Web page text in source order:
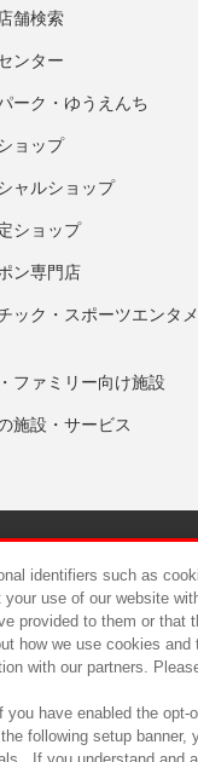
舗検索
ンター
ーク・ゆうえんち
ョップ
ャルショップ
ショップ
ン専門店
ック・スポーツエンタメ
ファミリー向け施設
施設・サービス
identifiers such as
your use of our website
provided to them or
how we use cookies
with our partners.
you have enabled the
following setup